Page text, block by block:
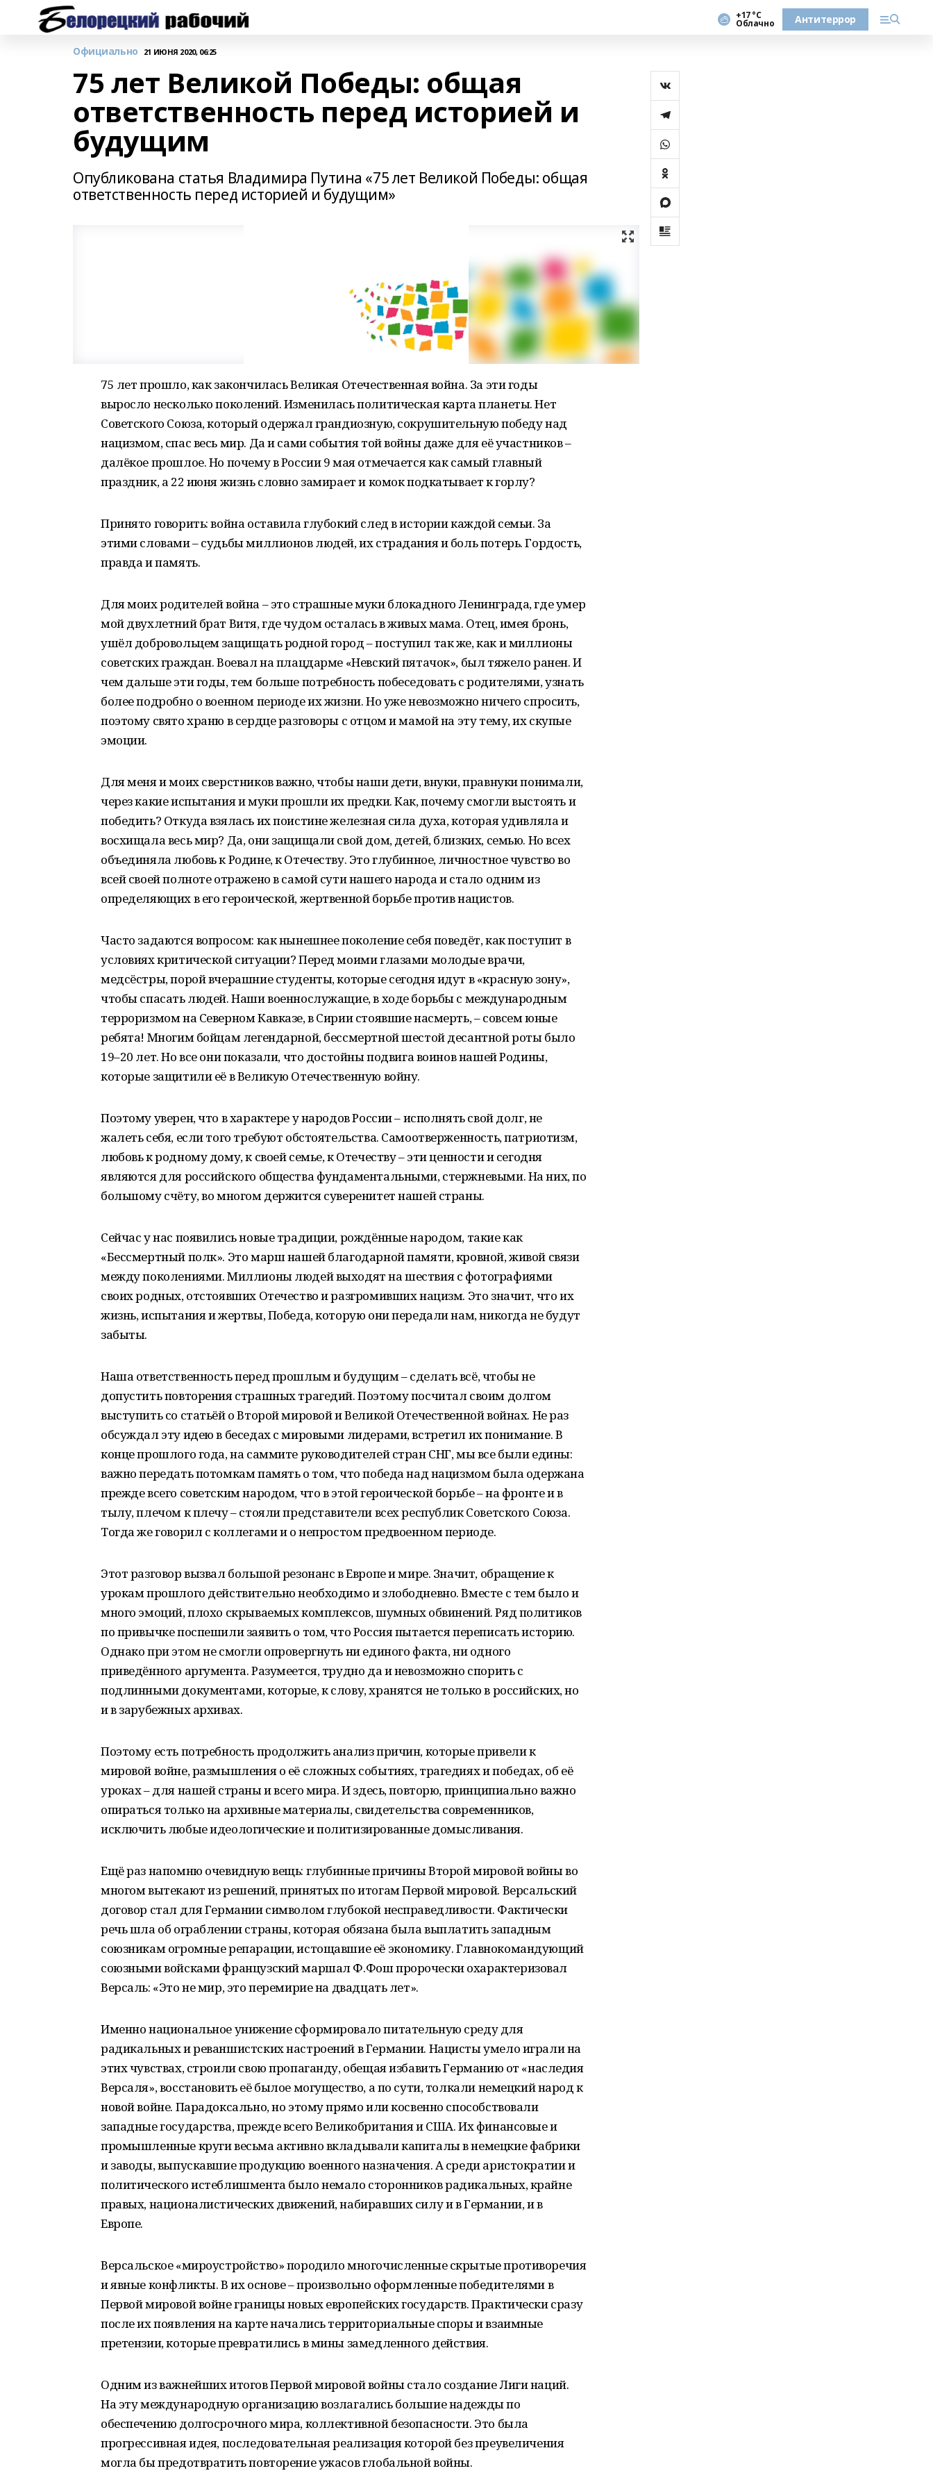
+17 °С
Облачно Антитеррор
Официально 21 ИЮНЯ 2020, 06:25
75 лет Великой Победы: общая
ответственность перед историей и
будущим
Опубликована статья Владимира Путина «75 лет Великой Победы: общая
ответственность перед историей и будущим»
75 лет прошло, как закончилась Великая Отечественная война. За эти годы
выросло несколько поколений. Изменилась политическая карта планеты. Нет
Советского Союза, который одержал грандиозную, сокрушительную победу над
нацизмом, спас весь мир. Да и сами события той войны даже для её участников –
далёкое прошлое. Но почему в России 9 мая отмечается как самый главный
праздник, а 22 июня жизнь словно замирает и комок подкатывает к горлу?
Принято говорить: война оставила глубокий след в истории каждой семьи. За
этими словами – судьбы миллионов людей, их страдания и боль потерь. Гордость,
правда и память.
Для моих родителей война – это страшные муки блокадного Ленинграда, где умер
мой двухлетний брат Витя, где чудом осталась в живых мама. Отец, имея бронь,
ушёл добровольцем защищать родной город – поступил так же, как и миллионы
советских граждан. Воевал на плацдарме «Невский пятачок», был тяжело ранен. И
чем дальше эти годы, тем больше потребность побеседовать с родителями, узнать
более подробно о военном периоде их жизни. Но уже невозможно ничего спросить,
поэтому свято храню в сердце разговоры с отцом и мамой на эту тему, их скупые
эмоции.
Для меня и моих сверстников важно, чтобы наши дети, внуки, правнуки понимали,
через какие испытания и муки прошли их предки. Как, почему смогли выстоять и
победить? Откуда взялась их поистине железная сила духа, которая удивляла и
восхищала весь мир? Да, они защищали свой дом, детей, близких, семью. Но всех
объединяла любовь к Родине, к Отечеству. Это глубинное, личностное чувство во
всей своей полноте отражено в самой сути нашего народа и стало одним из
определяющих в его героической, жертвенной борьбе против нацистов.
Часто задаются вопросом: как нынешнее поколение себя поведёт, как поступит в
условиях критической ситуации? Перед моими глазами молодые врачи,
медсёстры, порой вчерашние студенты, которые сегодня идут в «красную зону»,
чтобы спасать людей. Наши военнослужащие, в ходе борьбы с международным
терроризмом на Северном Кавказе, в Сирии стоявшие насмерть, – совсем юные
ребята! Многим бойцам легендарной, бессмертной шестой десантной роты было
19–20 лет. Но все они показали, что достойны подвига воинов нашей Родины,
которые защитили её в Великую Отечественную войну.
Поэтому уверен, что в характере у народов России – исполнять свой долг, не
жалеть себя, если того требуют обстоятельства. Самоотверженность, патриотизм,
любовь к родному дому, к своей семье, к Отечеству – эти ценности и сегодня
являются для российского общества фундаментальными, стержневыми. На них, по
большому счёту, во многом держится суверенитет нашей страны.
Сейчас у нас появились новые традиции, рождённые народом, такие как
«Бессмертный полк». Это марш нашей благодарной памяти, кровной, живой связи
между поколениями. Миллионы людей выходят на шествия с фотографиями
своих родных, отстоявших Отечество и разгромивших нацизм. Это значит, что их
жизнь, испытания и жертвы, Победа, которую они передали нам, никогда не будут
забыты.
Наша ответственность перед прошлым и будущим – сделать всё, чтобы не
допустить повторения страшных трагедий. Поэтому посчитал своим долгом
выступить со статьёй о Второй мировой и Великой Отечественной войнах. Не раз
обсуждал эту идею в беседах с мировыми лидерами, встретил их понимание. В
конце прошлого года, на саммите руководителей стран СНГ, мы все были едины:
важно передать потомкам память о том, что победа над нацизмом была одержана
прежде всего советским народом, что в этой героической борьбе – на фронте и в
тылу, плечом к плечу – стояли представители всех республик Советского Союза.
Тогда же говорил с коллегами и о непростом предвоенном периоде.
Этот разговор вызвал большой резонанс в Европе и мире. Значит, обращение к
урокам прошлого действительно необходимо и злободневно. Вместе с тем было и
много эмоций, плохо скрываемых комплексов, шумных обвинений. Ряд политиков
по привычке поспешили заявить о том, что Россия пытается переписать историю.
Однако при этом не смогли опровергнуть ни единого факта, ни одного
приведённого аргумента. Разумеется, трудно да и невозможно спорить с
подлинными документами, которые, к слову, хранятся не только в российских, но
и в зарубежных архивах.
Поэтому есть потребность продолжить анализ причин, которые привели к
мировой войне, размышления о её сложных событиях, трагедиях и победах, об её
уроках – для нашей страны и всего мира. И здесь, повторю, принципиально важно
опираться только на архивные материалы, свидетельства современников,
исключить любые идеологические и политизированные домысливания.
Ещё раз напомню очевидную вещь: глубинные причины Второй мировой войны во
многом вытекают из решений, принятых по итогам Первой мировой. Версальский
договор стал для Германии символом глубокой несправедливости. Фактически
речь шла об ограблении страны, которая обязана была выплатить западным
союзникам огромные репарации, истощавшие её экономику. Главнокомандующий
союзными войсками французский маршал Ф.Фош пророчески охарактеризовал
Версаль: «Это не мир, это перемирие на двадцать лет».
Именно национальное унижение сформировало питательную среду для
радикальных и реваншистских настроений в Германии. Нацисты умело играли на
этих чувствах, строили свою пропаганду, обещая избавить Германию от «наследия
Версаля», восстановить её былое могущество, а по сути, толкали немецкий народ к
новой войне. Парадоксально, но этому прямо или косвенно способствовали
западные государства, прежде всего Великобритания и США. Их финансовые и
промышленные круги весьма активно вкладывали капиталы в немецкие фабрики
и заводы, выпускавшие продукцию военного назначения. А среди аристократии и
политического истеблишмента было немало сторонников радикальных, крайне
правых, националистических движений, набиравших силу и в Германии, и в
Европе.
Версальское «мироустройство» породило многочисленные скрытые противоречия
и явные конфликты. В их основе – произвольно оформленные победителями в
Первой мировой войне границы новых европейских государств. Практически сразу
после их появления на карте начались территориальные споры и взаимные
претензии, которые превратились в мины замедленного действия.
Одним из важнейших итогов Первой мировой войны стало создание Лиги наций.
На эту международную организацию возлагались большие надежды по
обеспечению долгосрочного мира, коллективной безопасности. Это была
прогрессивная идея, последовательная реализация которой без преувеличения
могла бы предотвратить повторение ужасов глобальной войны.